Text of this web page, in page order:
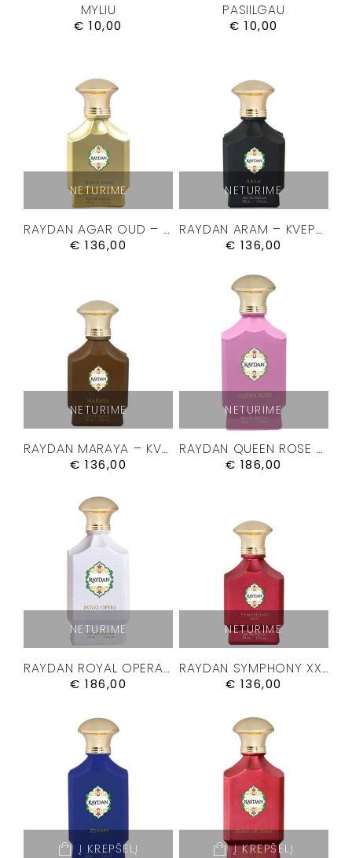
MYLIU
€ 10,00
PASIILGAU
€ 10,00
NETURIME
RAYDAN AGAR OUD – KVEPALAI 50ML.
€ 136,00
NETURIME
RAYDAN ARAM – KVEPALAI 50ML.
€ 136,00
NETURIME
RAYDAN MARAYA – KVEPALAI 50ML.
€ 136,00
NETURIME
RAYDAN QUEEN ROSE – KVEPALAI 100ML.
€ 186,00
NETURIME
RAYDAN ROYAL OPERA – KVEPALAI 100ML.
€ 186,00
NETURIME
RAYDAN SYMPHONY XXIII – KVEPALAI 50ML
€ 136,00
Į KREPŠELĮ Į KREPŠELĮ